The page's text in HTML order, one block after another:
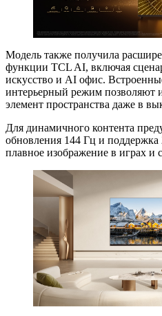
Модель также получила
функции TCL AI, включая
искусство и AI офис.
интерьерный режим позволяют
элемент пространства даже в
Для динамичного контента
обновления 144 Гц и поддержка
плавное изображение в играх и